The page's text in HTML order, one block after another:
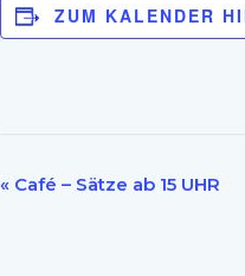
ZUM KALENDER
Veranstaltung-
« Café – Sätze ab 15 UHR